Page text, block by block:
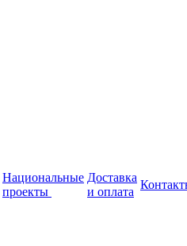
Национальные
проекты
Доставка
и оплата